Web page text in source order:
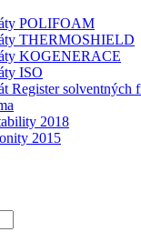
POLIFOAM
THERMOSHIELD
KOGENERACE
ISO
Register solventných
2018
2015